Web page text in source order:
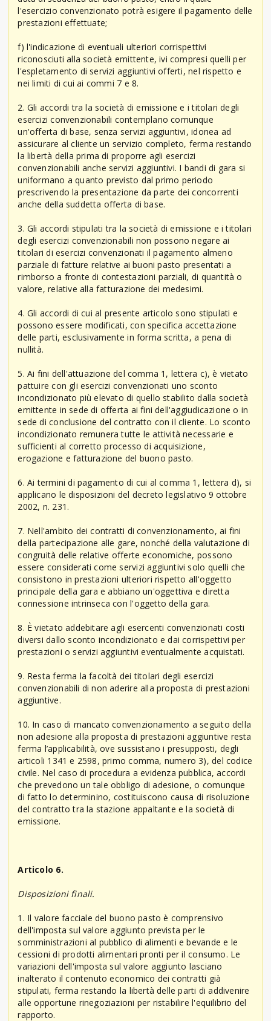
l'esercizio convenzionato potrà esigere il pagamento delle
prestazioni effettuate;
f) l'indicazione di eventuali ulteriori corrispettivi
riconosciuti alla società emittente, ivi compresi quelli per
l'espletamento di servizi aggiuntivi offerti, nel rispetto e
nei limiti di cui ai commi 7 e 8.
2. Gli accordi tra la società di emissione e i titolari degli
esercizi convenzionabili contemplano comunque
un'offerta di base, senza servizi aggiuntivi, idonea ad
assicurare al cliente un servizio completo, ferma restando
la libertà della prima di proporre agli esercizi
convenzionabili anche servizi aggiuntivi. I bandi di gara si
uniformano a quanto previsto dal primo periodo
prescrivendo la presentazione da parte dei concorrenti
anche della suddetta offerta di base.
3. Gli accordi stipulati tra la società di emissione e i titolari
degli esercizi convenzionabili non possono negare ai
titolari di esercizi convenzionati il pagamento almeno
parziale di fatture relative ai buoni pasto presentati a
rimborso a fronte di contestazioni parziali, di quantità o
valore, relative alla fatturazione dei medesimi.
4. Gli accordi di cui al presente articolo sono stipulati e
possono essere modificati, con specifica accettazione
delle parti, esclusivamente in forma scritta, a pena di
nullità.
5. Ai fini dell'attuazione del comma 1, lettera c), è vietato
pattuire con gli esercizi convenzionati uno sconto
incondizionato più elevato di quello stabilito dalla società
emittente in sede di offerta ai fini dell'aggiudicazione o in
sede di conclusione del contratto con il cliente. Lo sconto
incondizionato remunera tutte le attività necessarie e
sufficienti al corretto processo di acquisizione,
erogazione e fatturazione del buono pasto.
6. Ai termini di pagamento di cui al comma 1, lettera d), si
applicano le disposizioni del decreto legislativo 9 ottobre
2002, n. 231.
7. Nell'ambito dei contratti di convenzionamento, ai fini
della partecipazione alle gare, nonché della valutazione di
congruità delle relative offerte economiche, possono
essere considerati come servizi aggiuntivi solo quelli che
consistono in prestazioni ulteriori rispetto all'oggetto
principale della gara e abbiano un'oggettiva e diretta
connessione intrinseca con l'oggetto della gara.
8. È vietato addebitare agli esercenti convenzionati costi
diversi dallo sconto incondizionato e dai corrispettivi per
prestazioni o servizi aggiuntivi eventualmente acquistati.
9. Resta ferma la facoltà dei titolari degli esercizi
convenzionabili di non aderire alla proposta di prestazioni
aggiuntive.
10. In caso di mancato convenzionamento a seguito della
non adesione alla proposta di prestazioni aggiuntive resta
ferma l’applicabilità, ove sussistano i presupposti, degli
articoli 1341 e 2598, primo comma, numero 3), del codice
civile. Nel caso di procedura a evidenza pubblica, accordi
che prevedono un tale obbligo di adesione, o comunque
di fatto lo determinino, costituiscono causa di risoluzione
del contratto tra la stazione appaltante e la società di
emissione.
Articolo 6.
Disposizioni finali.
1. Il valore facciale del buono pasto è comprensivo
dell'imposta sul valore aggiunto prevista per le
somministrazioni al pubblico di alimenti e bevande e le
cessioni di prodotti alimentari pronti per il consumo. Le
variazioni dell'imposta sul valore aggiunto lasciano
inalterato il contenuto economico dei contratti già
stipulati, ferma restando la libertà delle parti di addivenire
alle opportune rinegoziazioni per ristabilire l'equilibrio del
rapporto.